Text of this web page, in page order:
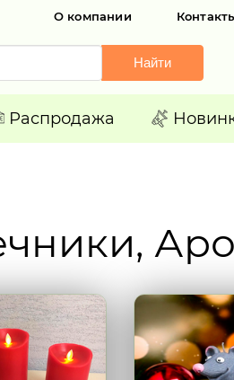
О компании
Найти
Распродажа